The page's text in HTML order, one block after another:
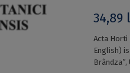
34,89
Acta Horti
English)